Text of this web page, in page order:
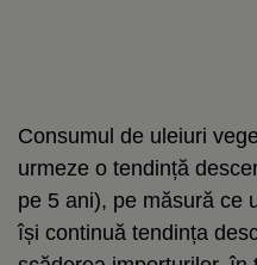
Consumul de uleiuri
urmeze o tendință
pe 5 ani), pe măsură ce
își continuă tendința